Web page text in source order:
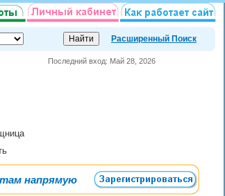
Расширенный Поиск
Последний вход: Май 28, 2026
напрямую